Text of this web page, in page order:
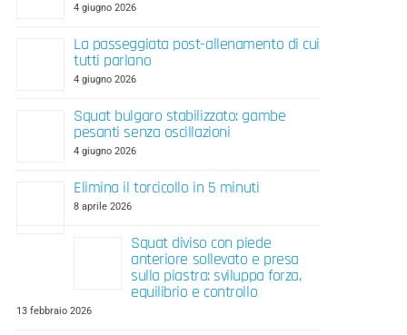
4 giugno 2026
La passeggiata post-allenamento di cui
tutti parlano
4 giugno 2026
Squat bulgaro stabilizzato: gambe
pesanti senza oscillazioni
4 giugno 2026
Elimina il torcicollo in 5 minuti
8 aprile 2026
Squat diviso con piede
anteriore sollevato e presa
sulla piastra: sviluppa forza,
equilibrio e controllo
13 febbraio 2026